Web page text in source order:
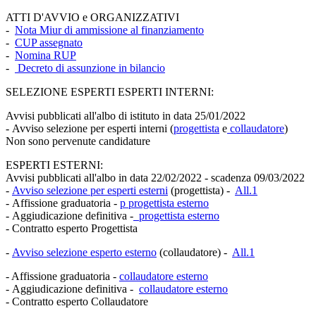
ATTI D'AVVIO e ORGANIZZATIVI
- Nota Miur di ammissione al finanziamento
- CUP assegnato
- Nomina RUP
-
Decreto di assunzione in bilancio
SELEZIONE ESPERTI ESPERTI INTERNI:
Avvisi pubblicati all'albo di istituto in data 25/01/2022
- Avviso selezione per esperti interni (progettista e collaudatore)
Non sono pervenute candidature
ESPERTI ESTERNI:
Avvisi pubblicati all'albo in data 22/02/2022 - scadenza 09/03/2022
- Avviso selezione per esperti esterni (progettista) - All.1
- Affissione graduatoria - p progettista esterno
- Aggiudicazione definitiva - progettista esterno
- Contratto esperto Progettista
- Avviso selezione esperto esterno (collaudatore) - All.1
- Affissione graduatoria - collaudatore esterno
- Aggiudicazione definitiva - collaudatore esterno
- Contratto esperto Collaudatore